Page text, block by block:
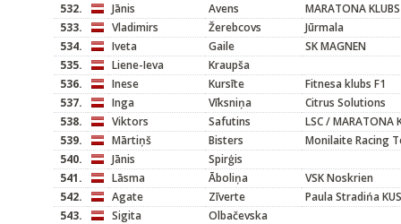
532.
Jānis Avens
MARATONA KLUBS
533.
Vladimirs Žerebcovs
Jūrmala
534.
Iveta Gaile
SK MAGNEN
535.
Liene-Ieva
Kraupša
536.
Inese Kursīte
Fitnesa klubs F1
537.
Inga Vīksniņa
Citrus Solutions
538.
Viktors Safutins
LSC / MARATONA
539.
Mārtiņš Bisters
Monilaite Racing
540.
Jānis
Spirģis
541.
Lāsma Āboliņa
VSK Noskrien
542.
Agate Zīverte
Paula Stradińa
543.
Sigita
Olbačevska